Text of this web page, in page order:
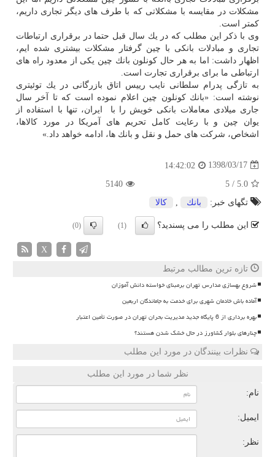
مشكلات در مقایسه با مشكلاتی كه با طرف های دیگر تجاری داریم،
كمتر است.
وی با ذكر این مطلب كه در یك سال قبل حتما در برقراری ارتباطات
تجاری و مبادلات بانكی با چین گرفتار مشكلات بیشتری شده ایم،
اظهار داشت: اما به هر حال كونلون بانك چین یكی از معدود راه های
ارتباطی ما برای برقراری تجارت است.
به تازگی پدرام سلطانی نایب رییس اتاق بازرگانی در یك توئیتری
نوشته است: «بانك كونلون⁩ چین اعلام نموده است كه تا آخر سال
جاری میلادی معاملات بانكی خویش را با ⁧ ایران⁩، تنها با استفاده از
یوان ⁧چین⁩ و با رعایت كامل تحریم های آمریكا در مورد كالاها،
اشخاص، شركت های حمل و نقل و بانك ها، ادامه خواهد داد.»
1398/03/17
14:42:02
5.0
/
5
5140
تگهای خبر:
بانك كالا
این مطلب را می پسندید؟ (1)
(0)
X
تازه ترین مطالب مرتبط
شروع بهسازی مدارس تهران برمبنای خواسته دانش آموزان
آماده باش خادمان شهری برای خدمت به جاماندگان اربعین
بهره برداری از 6 پایگاه جدید مدیریت بحران تهران در صورت تأمین اعتبار
چنارهای بلوار کشاورز در حال خشک شدن هستند؟
نظرات بینندگان در مورد این مطلب
نظر شما در مورد این مطلب
نام:
ایمیل:
نظر: